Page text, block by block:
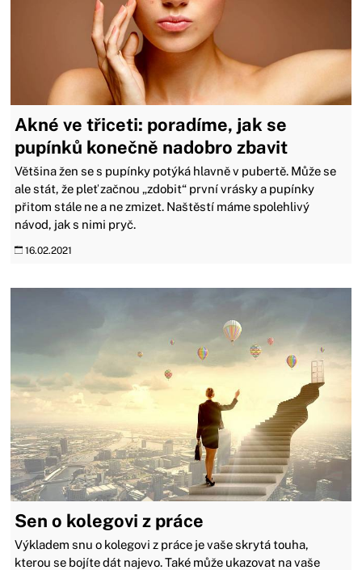
Akné ve třiceti: poradíme, jak se
pupínků konečně nadobro zbavit
Většina žen se s pupínky potýká hlavně v pubertě. Může se
ale stát, že pleť začnou „zdobit“ první vrásky a pupínky
přitom stále ne a ne zmizet. Naštěstí máme spolehlivý
návod, jak s nimi pryč.
16.02.2021
Sen o kolegovi z práce
Výkladem snu o kolegovi z práce je vaše skrytá touha,
kterou se bojíte dát najevo. Také může ukazovat na vaše